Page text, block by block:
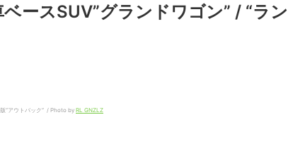
ースSUV”グランドワゴン” / “ラン
”アウトバック” / Photo byRL GNZLZ